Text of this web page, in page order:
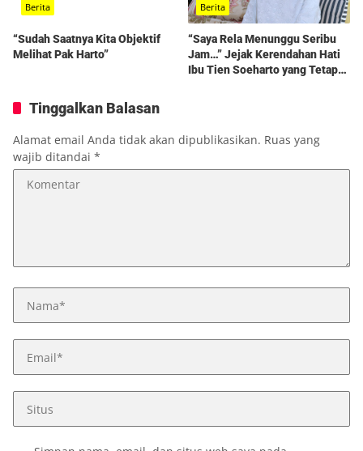
Berita
“Sudah Saatnya Kita Objektif
Melihat Pak Harto”
Berita
“Saya Rela Menunggu Seribu
Jam…” Jejak Kerendahan Hati
Ibu Tien Soeharto yang Tetap
Tinggalkan Balasan
Alamat email Anda tidak akan dipublikasikan. Ruas yang
wajib ditandai *